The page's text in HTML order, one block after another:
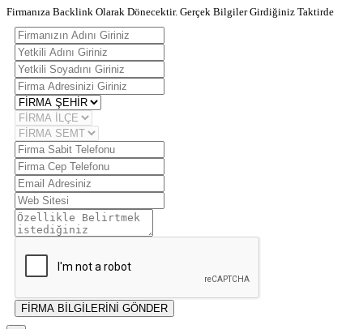
Firmanıza Backlink Olarak Dönecektir. Gerçek Bilgiler Girdiğiniz Taktirde
FİRMA BİLGİLERİNİ GÖNDER